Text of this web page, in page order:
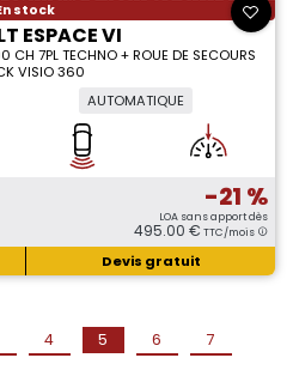
stock
ESPACE VI
CH 7PL TECHNO + ROUE DE SECOURS
VISIO 360
AUTOMATIQUE
-21 %
LOA sans apport dès
495.00 € TTC/mois
Devis gratuit
4 5 6 7